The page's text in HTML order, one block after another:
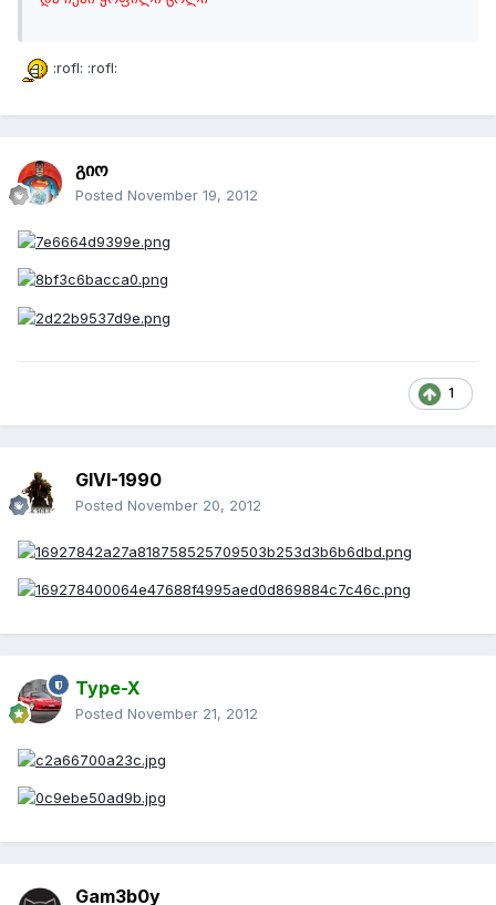
:rofl: :rofl:
გიო
Posted November 19, 2012
1
GIVI-1990
Posted November 20, 2012
Type-X
Posted November 21, 2012
Gam3b0y